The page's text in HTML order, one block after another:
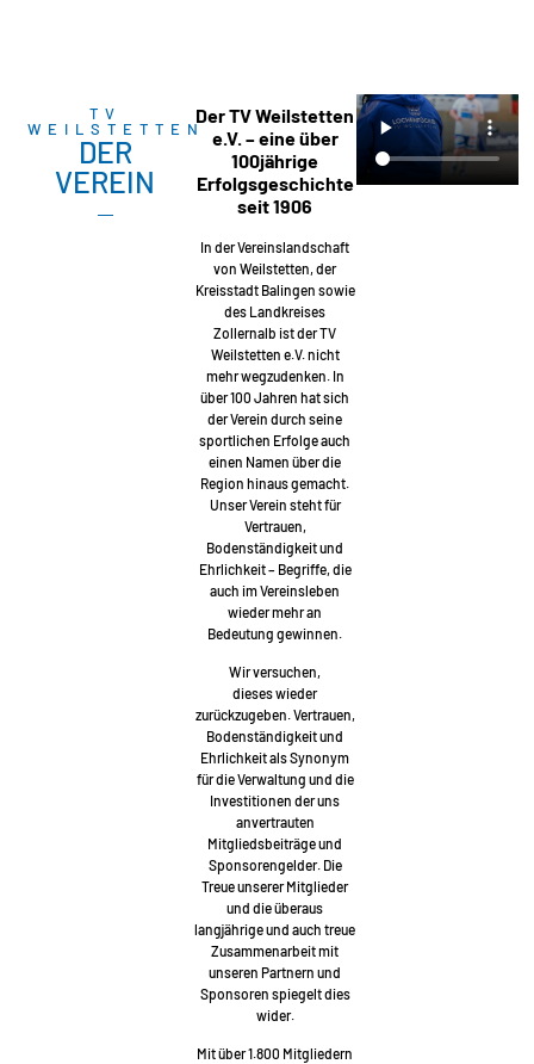
TV
WEILSTETTEN
DER
VEREIN
Der TV Weilstetten
e.V. – eine über
100jährige
Erfolgsgeschichte
seit 1906
In der Vereinslandschaft
von Weilstetten, der
Kreisstadt Balingen sowie
des Landkreises
Zollernalb ist der TV
Weilstetten e.V. nicht
mehr wegzudenken. In
über 100 Jahren hat sich
der Verein durch seine
sportlichen Erfolge auch
einen Namen über die
Region hinaus gemacht.
Unser Verein steht für
Vertrauen,
Bodenständigkeit und
Ehrlichkeit – Begriffe, die
auch im Vereinsleben
wieder mehr an
Bedeutung gewinnen.
Wir versuchen,
dieses wieder
zurückzugeben. Vertrauen,
Bodenständigkeit und
Ehrlichkeit als Synonym
für die Verwaltung und die
Investitionen der uns
anvertrauten
Mitgliedsbeiträge und
Sponsorengelder. Die
Treue unserer Mitglieder
und die überaus
langjährige und auch treue
Zusammenarbeit mit
unseren Partnern und
Sponsoren spiegelt dies
wider.
Mit über 1.800 Mitgliedern